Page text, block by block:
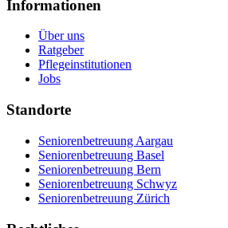
Informationen
Über uns
Ratgeber
Pflegeinstitutionen
Jobs
Standorte
Seniorenbetreuung Aargau
Seniorenbetreuung Basel
Seniorenbetreuung Bern
Seniorenbetreuung Schwyz
Seniorenbetreuung Zürich